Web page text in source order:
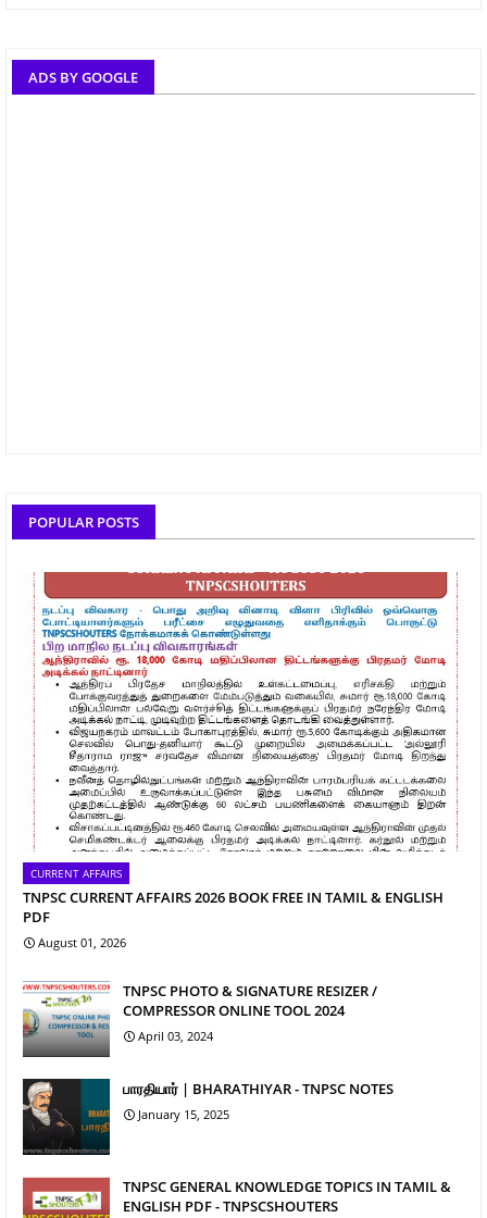
ADS BY GOOGLE
POPULAR POSTS
CURRENT AFFAIRS
TNPSC CURRENT AFFAIRS 2026 BOOK FREE IN TAMIL & ENGLISH
PDF
August 01, 2026
TNPSC PHOTO & SIGNATURE RESIZER /
COMPRESSOR ONLINE TOOL 2024
April 03, 2024
பாரதியார் | BHARATHIYAR - TNPSC NOTES
January 15, 2025
TNPSC GENERAL KNOWLEDGE TOPICS IN TAMIL &
ENGLISH PDF - TNPSCSHOUTERS